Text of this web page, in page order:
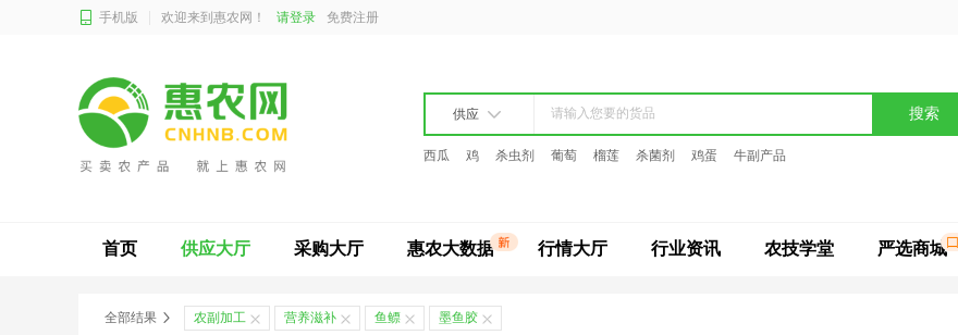
手机版 欢迎来到惠农网！ 请登录 免费注册
供应 搜索
西瓜 鸡 杀虫剂 葡萄 榴莲 杀菌剂 鸡蛋
牛副产品
首页 供应大厅 采购大厅 惠农大数据 行情大厅 行业资讯 农技学堂 严选商城
全部结果 农副加工 营养滋补 鱼鳔 墨鱼胶